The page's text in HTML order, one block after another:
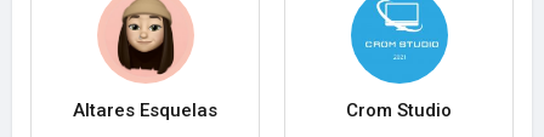
Altares Esquelas Crom Studio